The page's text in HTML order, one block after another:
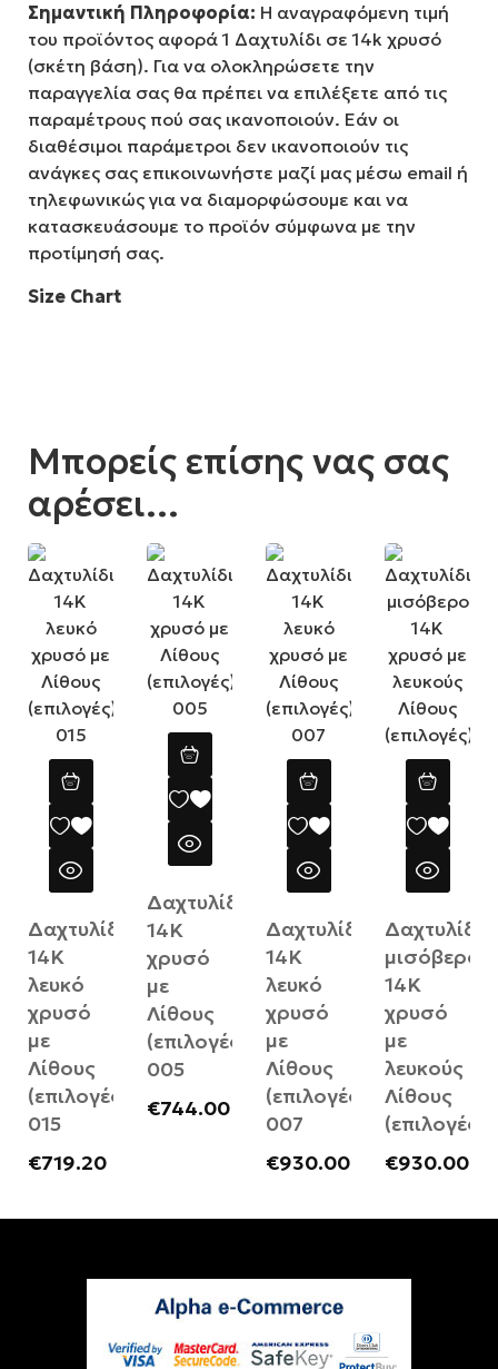
Σημαντική Πληροφορία: Η αναγραφόμενη τιμή
του προϊόντος αφορά 1 Δαχτυλίδι σε 14k χρυσό
(σκέτη βάση). Για να ολοκληρώσετε την
παραγγελία σας θα πρέπει να επιλέξετε από τις
παραμέτρους πού σας ικανοποιούν. Εάν οι
διαθέσιμοι παράμετροι δεν ικανοποιούν τις
ανάγκες σας επικοινωνήστε μαζί μας μέσω email ή
τηλεφωνικώς για να διαμορφώσουμε και να
κατασκευάσουμε το προϊόν σύμφωνα με την
προτίμησή σας.
Size Chart
Μπορείς επίσης νας σας
αρέσει...
Δαχτυλίδι
14Κ
λευκό
χρυσό
με
Λίθους
(επιλογές)
015
€719.20
Δαχτυλίδι
14Κ
χρυσό
με
Λίθους
(επιλογές)
005
€744.00
Δαχτυλίδι
14Κ
λευκό
χρυσό
με
Λίθους
(επιλογές)
007
€930.00
Δαχτυλίδι
μισόβερο
14Κ
χρυσό
με
λευκούς
Λίθους
€930.00